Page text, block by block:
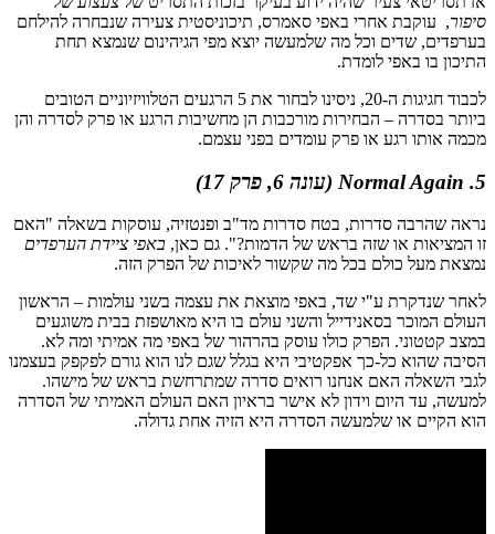
סיפור, עוקבת אחרי באפי סאמרס, תיכוניסטית צעירה שנבחרה להילחם
בערפדים, שדים וכל מה שלמעשה יוצא מפי הגיהינום שנמצא תחת
התיכון בו באפי לומדת.
לכבוד חגיגות ה-20, ניסינו לבחור את 5 הרגעים הטלוויזיוניים הטובים
ביותר בסדרה – הבחירות מורכבות הן מחשיבות הרגע או פרק לסדרה והן
מכמה אותו רגע או פרק עומדים בפני עצמם.
5. Normal Again (עונה 6, פרק 17)
נראה שהרבה סדרות, בטח סדרות מד"ב ופנטזיה, עוסקות בשאלה "האם
זו המציאות או שזה בראש של הדמות?". גם כאן, באפי ציידת הערפדים
נמצאת מעל כולם בכל מה שקשור לאיכות של הפרק הזה.
לאחר שנדקרת ע"י שד, באפי מוצאת את עצמה בשני עולמות – הראשון
העולם המוכר בסאנידייל והשני עולם בו היא מאושפזת בבית משוגעים
במצב קטטוני. הפרק כולו עוסק בהרהור של באפי מה אמיתי ומה לא.
הסיבה שהוא כל-כך אפקטיבי היא בגלל שגם לנו הוא גורם לפקפק בעצמנו
לגבי השאלה האם אנחנו רואים סדרה שמתרחשת בראש של מישהו.
למעשה, עד היום וידון לא אישר בראיון האם העולם האמיתי של הסדרה
הוא הקיים או שלמעשה הסדרה היא הזיה אחת גדולה.